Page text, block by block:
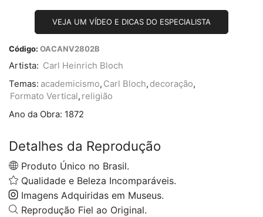
VEJA UM VÍDEO E DICAS DO ESPECIALISTA
Código: OACANV2802B
Artista: Carl Heinrich Bloch
Temas: academicismo, Carl Bloch, decoração,
Formato Vertical, religião
Ano da Obra: 1872
Detalhes da Reprodução
Produto Único no Brasil.
Qualidade e Beleza Incomparáveis.
Imagens Adquiridas em Museus.
Reprodução Fiel ao Original.